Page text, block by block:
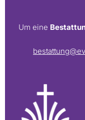
Um eine